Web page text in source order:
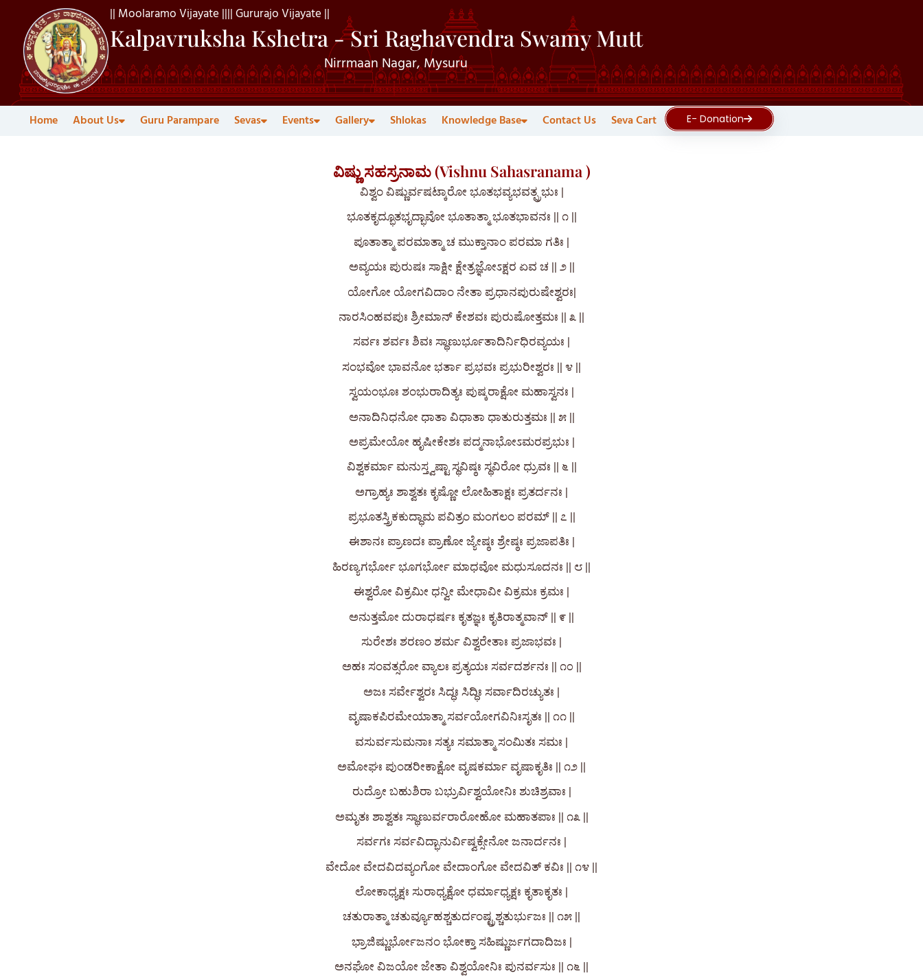
|| Moolaramo Vijayate |||| Gururajo Vijayate ||
Kalpavruksha Kshetra - Sri Raghavendra Swamy Mutt
Nirrmaan Nagar, Mysuru
Home About Us Guru Parampare Sevas Events Gallery Shlokas Knowledge Base Contact Us Seva Cart E- Donation
ವಿಷ್ಣು ಸಹಸ್ರನಾಮ (Vishnu Sahasranama )
ವಿಶ್ವಂ ವಿಷ್ಣುರ್ವಷಟ್ಕಾರೋ ಭೂತಭವ್ಯಭವತ್ಪ್ರಭುಃ |
ಭೂತಕೃದ್ಭೂತಭೃದ್ಭಾವೋ ಭೂತಾತ್ಮಾ ಭೂತಭಾವನಃ || ೧ ||
ಪೂತಾತ್ಮಾ ಪರಮಾತ್ಮಾ ಚ ಮುಕ್ತಾನಾಂ ಪರಮಾ ಗತಿಃ |
ಅವ್ಯಯಃ ಪುರುಷಃ ಸಾಕ್ಷೀ ಕ್ಷೇತ್ರಜ್ಞೋಽಕ್ಷರ ಏವ ಚ || ೨ ||
ಯೋಗೋ ಯೋಗವಿದಾಂ ನೇತಾ ಪ್ರಧಾನಪುರುಷೇಶ್ವರಃ|
ನಾರಸಿಂಹವಪುಃ ಶ್ರೀಮಾನ್‌ ಕೇಶವಃ ಪುರುಷೋತ್ತಮಃ || ೩ ||
ಸರ್ವಃ ಶರ್ವಃ ಶಿವಃ ಸ್ಥಾಣುರ್ಭೂತಾದಿರ್ನಿಧಿರವ್ಯಯಃ |
ಸಂಭವೋ ಭಾವನೋ ಭರ್ತಾ ಪ್ರಭವಃ ಪ್ರಭುರೀಶ್ವರಃ || ೪ ||
ಸ್ವಯಂಭೂಃ ಶಂಭುರಾದಿತ್ಯಃ ಪುಷ್ಕರಾಕ್ಷೋ ಮಹಾಸ್ವನಃ |
ಅನಾದಿನಿಧನೋ ಧಾತಾ ವಿಧಾತಾ ಧಾತುರುತ್ತಮಃ || ೫ ||
ಅಪ್ರಮೇಯೋ ಹೃಷೀಕೇಶಃ ಪದ್ಮನಾಭೋಽಮರಪ್ರಭುಃ |
ವಿಶ್ವಕರ್ಮಾ ಮನುಸ್ತ್ವಷ್ಟಾ ಸ್ಥವಿಷ್ಠಃ ಸ್ಥವಿರೋ ಧ್ರುವಃ || ೬ ||
ಅಗ್ರಾಹ್ಯಃ ಶಾಶ್ವತಃ ಕೃಷ್ಣೋ ಲೋಹಿತಾಕ್ಷಃ ಪ್ರತರ್ದನಃ |
ಪ್ರಭೂತಸ್ತ್ರಿಕಕುದ್ಧಾಮ ಪವಿತ್ರಂ ಮಂಗಲಂ ಪರಮ್ || ೭ ||
ಈಶಾನಃ ಪ್ರಾಣದಃ ಪ್ರಾಣೋ ಜ್ಯೇಷ್ಠಃ ಶ್ರೇಷ್ಠಃ ಪ್ರಜಾಪತಿಃ |
ಹಿರಣ್ಯಗರ್ಭೋ ಭೂಗರ್ಭೋ ಮಾಧವೋ ಮಧುಸೂದನಃ || ೮ ||
ಈಶ್ವರೋ ವಿಕ್ರಮೀ ಧನ್ವೀ ಮೇಧಾವೀ ವಿಕ್ರಮಃ ಕ್ರಮಃ |
ಅನುತ್ತಮೋ ದುರಾಧರ್ಷಃ ಕೃತಜ್ಞಃ ಕೃತಿರಾತ್ಮವಾನ್ || ೯ ||
ಸುರೇಶಃ ಶರಣಂ ಶರ್ಮ ವಿಶ್ವರೇತಾಃ ಪ್ರಜಾಭವಃ |
ಅಹಃ ಸಂವತ್ಸರೋ ವ್ಯಾಲಃ ಪ್ರತ್ಯಯಃ ಸರ್ವದರ್ಶನಃ || ೧೦ ||
ಅಜಃ ಸರ್ವೇಶ್ವರಃ ಸಿದ್ಧಃ ಸಿದ್ಧಿಃ ಸರ್ವಾದಿರಚ್ಯುತಃ |
ವೃಷಾಕಪಿರಮೇಯಾತ್ಮಾ ಸರ್ವಯೋಗವಿನಿಃಸೃತಃ || ೧೧ ||
ವಸುರ್ವಸುಮನಾಃ ಸತ್ಯಃ ಸಮಾತ್ಮಾ ಸಂಮಿತಃ ಸಮಃ |
ಅಮೋಘಃ ಪುಂಡರೀಕಾಕ್ಷೋ ವೃಷಕರ್ಮಾ ವೃಷಾಕೃತಿಃ || ೧೨ ||
ರುದ್ರೋ ಬಹುಶಿರಾ ಬಭ್ರುರ್ವಿಶ್ವಯೋನಿಃ ಶುಚಿಶ್ರವಾಃ |
ಅಮೃತಃ ಶಾಶ್ವತಃ ಸ್ಥಾಣುರ್ವರಾರೋಹೋ ಮಹಾತಪಾಃ || ೧೩ ||
ಸರ್ವಗಃ ಸರ್ವವಿದ್ಭಾನುರ್ವಿಷ್ವಕ್ಸೇನೋ ಜನಾರ್ದನಃ |
ವೇದೋ ವೇದವಿದವ್ಯಂಗೋ ವೇದಾಂಗೋ ವೇದವಿತ್‌ ಕವಿಃ || ೧೪ ||
ಲೋಕಾಧ್ಯಕ್ಷಃ ಸುರಾಧ್ಯಕ್ಷೋ ಧರ್ಮಾಧ್ಯಕ್ಷಃ ಕೃತಾಕೃತಃ |
ಚತುರಾತ್ಮಾ ಚತುರ್ವ್ಯೂಹಶ್ಚತುರ್ದಂಷ್ಟ್ರಶ್ಚತುರ್ಭುಜಃ || ೧೫ ||
ಭ್ರಾಜಿಷ್ಣುರ್ಭೋಜನಂ ಭೋಕ್ತಾ ಸಹಿಷ್ಣುರ್ಜಗದಾದಿಜಃ |
ಅನಘೋ ವಿಜಯೋ ಜೇತಾ ವಿಶ್ವಯೋನಿಃ ಪುನರ್ವಸುಃ || ೧೬ ||